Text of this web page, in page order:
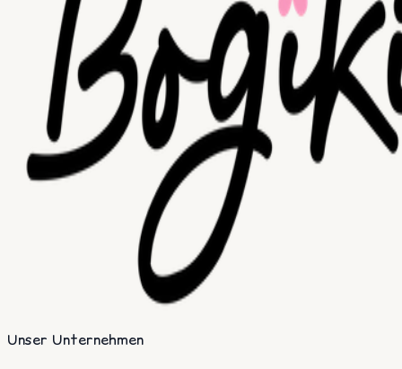
Unser Unternehmen